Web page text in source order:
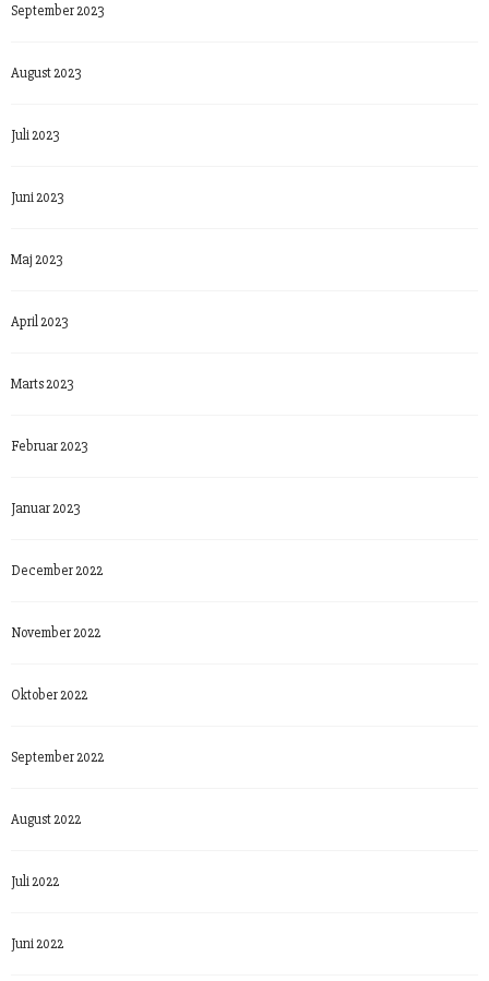
September 2023
August 2023
Juli 2023
Juni 2023
Maj 2023
April 2023
Marts 2023
Februar 2023
Januar 2023
December 2022
November 2022
Oktober 2022
September 2022
August 2022
Juli 2022
Juni 2022